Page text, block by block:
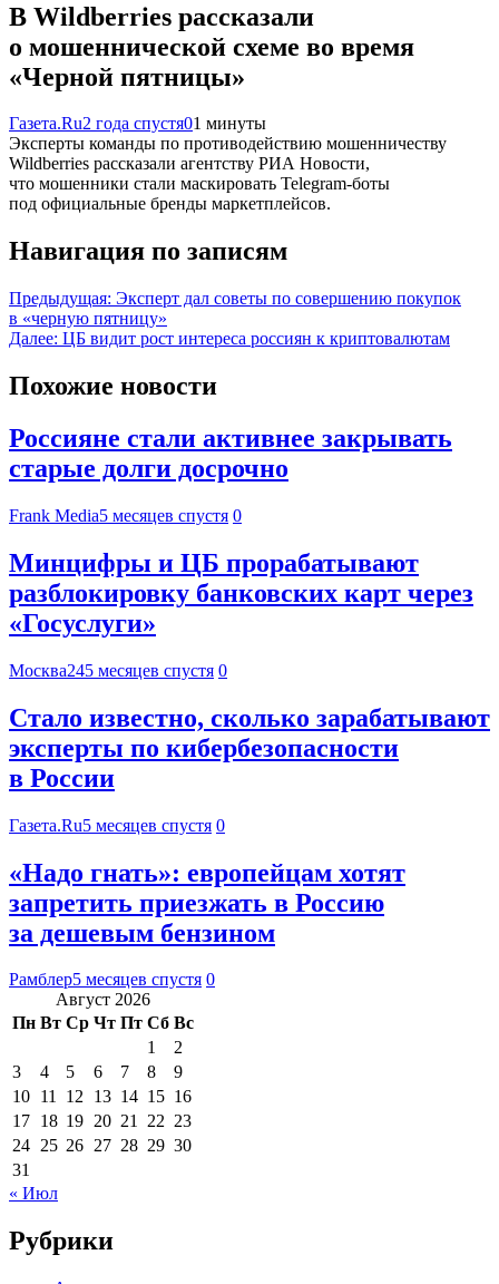
В Wildberries рассказали
о мошеннической схеме во время
«Черной пятницы»
Газета.Ru2 года спустя01 минуты
Эксперты команды по противодействию мошенничеству
Wildberries рассказали агентству РИА Новости,
что мошенники стали маскировать Telegram-боты
под официальные бренды маркетплейсов.
Навигация по записям
Предыдущая: Эксперт дал советы по совершению покупок
в «черную пятницу»
Далее: ЦБ видит рост интереса россиян к криптовалютам
Похожие новости
Россияне стали активнее закрывать
старые долги досрочно
Frank Media5 месяцев спустя 0
Минцифры и ЦБ прорабатывают
разблокировку банковских карт через
«Госуслуги»
Москва245 месяцев спустя 0
Стало известно, сколько зарабатывают
эксперты по кибербезопасности
в России
Газета.Ru5 месяцев спустя 0
«Надо гнать»: европейцам хотят
запретить приезжать в Россию
за дешевым бензином
Рамблер5 месяцев спустя 0
Август 2026
Пн Вт Ср Чт Пт Сб Вс
1
2
3
4 5 6 7 8
9
10 11 12 13 14 15 16
17 18 19 20 21 22 23
24 25 26 27 28 29 30
31
« Июл
Рубрики